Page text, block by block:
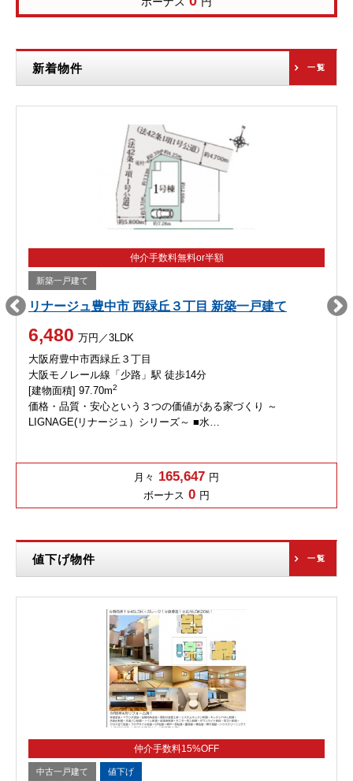
新着物件 一覧
仲介手数料無料or半額
新築一戸建て
リナージュ豊中市 西緑丘３丁目 新築一戸建て
6,480 万円／3LDK
大阪府豊中市西緑丘３丁目
大阪モノレール線「少路」駅 徒歩14分
[建物面積] 97.70m2
価格・品質・安心という３つの価値がある家づくり ～
LIGNAGE(リナージュ）シリーズ～ ■水…
月々 165,647 円
ボーナス 0 円
値下げ物件 一覧
仲介手数料15%OFF
中古一戸建て 値下げ